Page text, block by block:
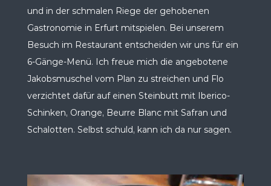
und in der schmalen Riege der gehobenen
Gastronomie in Erfurt mitspielen. Bei unserem
Besuch im Restaurant entscheiden wir uns für ein
6-Gänge-Menü. Ich freue mich die angebotene
Jakobsmuschel vom Plan zu streichen und Flo
verzichtet dafür auf einen Steinbutt mit Iberico-
Schinken, Orange, Beurre Blanc mit Safran und
Schalotten. Selbst schuld, kann ich da nur sagen.